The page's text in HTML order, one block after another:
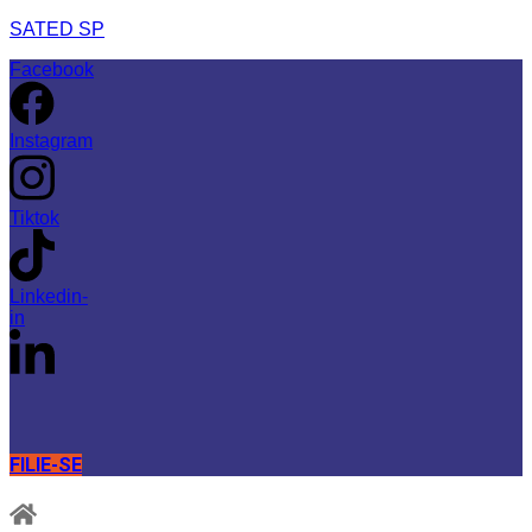
SATED SP
Facebook
Instagram
Tiktok
Linkedin-
in
FILIE-SE